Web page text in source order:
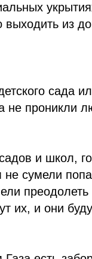
выходить из
сада
не проникли
и школ,
не сумели
и они